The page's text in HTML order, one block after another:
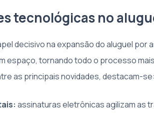
tecnológicas no
decisivo na expansão do aluguel por
espaço, tornando todo o processo
as principais novidades, destacam-se:
assinaturas eletrônicas agilizam as